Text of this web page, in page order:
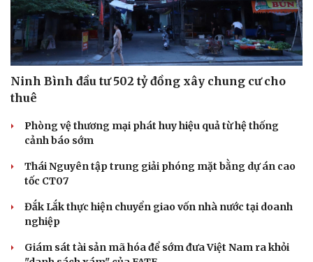
Ninh Bình đầu tư 502 tỷ đồng xây chung cư cho
thuê
Phòng vệ thương mại phát huy hiệu quả từ hệ thống
cảnh báo sớm
Thái Nguyên tập trung giải phóng mặt bằng dự án cao
tốc CT07
Đắk Lắk thực hiện chuyển giao vốn nhà nước tại doanh
nghiệp
Giám sát tài sản mã hóa để sớm đưa Việt Nam ra khỏi